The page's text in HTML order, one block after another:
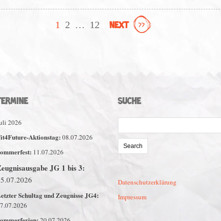
1 2 … 12 NEXT
2026
Aktionstag: 08.07.2026
11.07.2026
JG 1 bis 3:
Schultag und Zeugnisse JG4:
SUCHE
Datenschutzerklärung
Impressum